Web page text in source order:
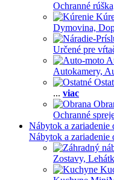
Ochranné
Dymovina,
Určené pre
Autokamery,
... viac
Ochranné
Nábytok a zariadenie
Nábytok a zariadenie
Zostavy,